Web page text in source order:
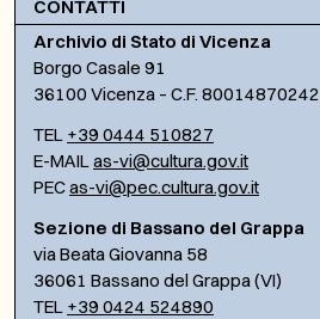
CONTATTI
Archivio di Stato di Vicenza
Borgo Casale 91
36100 Vicenza – C.F. 80014870242
TEL +39 0444 510827
E-MAILas-vi@cultura.gov.it
PECas-vi@pec.cultura.gov.it
Sezione di Bassano del Grappa
via Beata Giovanna 58
36061 Bassano del Grappa (VI)
TEL +39 0424 524890